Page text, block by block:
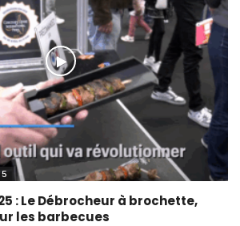
: Le Débrocheur à brochette,
les barbecues